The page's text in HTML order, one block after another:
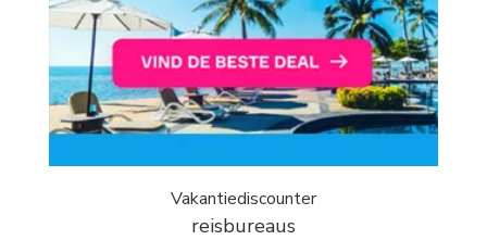
Vakantiediscounter
reisbureaus